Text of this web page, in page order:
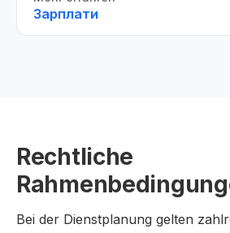
Зарплати
Rechtliche
Bei der Dienstplanung gelten